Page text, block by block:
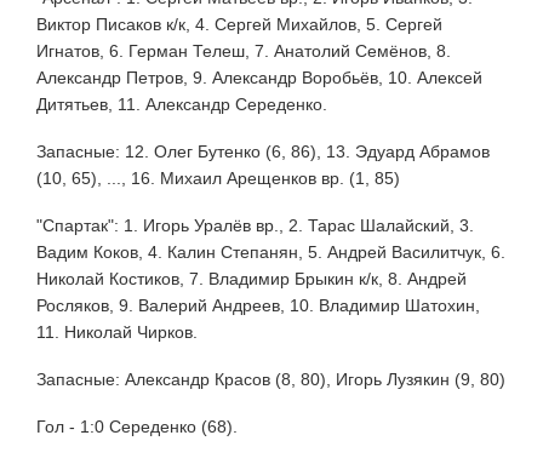
Виктор Писаков к/к, 4. Сергей Михайлов, 5. Сергей
Игнатов, 6. Герман Телеш, 7. Анатолий Семёнов, 8.
Александр Петров, 9. Александр Воробьёв, 10. Алексей
Дитятьев, 11. Александр Середенко.
Запасные: 12. Олег Бутенко (6, 86), 13. Эдуард Абрамов
(10, 65), ..., 16. Михаил Арещенков вр. (1, 85)
"Спартак": 1. Игорь Уралёв вр., 2. Тарас Шалайский, 3.
Вадим Коков, 4. Калин Степанян, 5. Андрей Василитчук, 6.
Николай Костиков, 7. Владимир Брыкин к/к, 8. Андрей
Росляков, 9. Валерий Андреев, 10. Владимир Шатохин,
11. Николай Чирков.
Запасные: Александр Красов (8, 80), Игорь Лузякин (9, 80)
Гол - 1:0 Середенко (68).